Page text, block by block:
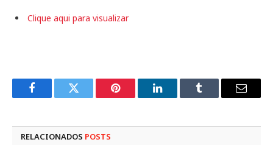
Clique aqui para visualizar
FacebookTwitter Pinterest LinkedInTumblr
E-
RELACIONADOS POSTS